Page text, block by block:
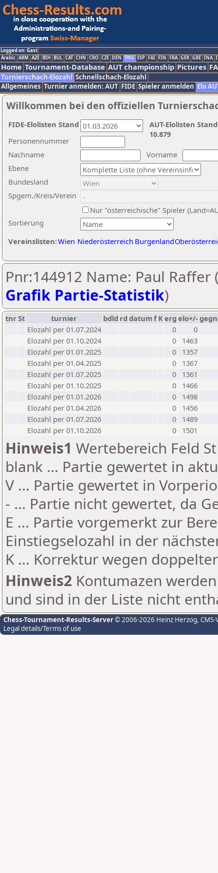
Logged on: Gast
Arabic ARM AZE BIH BUL CAT CHN CRO CZE DEN ENG ESP FAI FIN FRA GER GRE INA
Home Tournament-Database AUT championship Pictures
Turnierschach-Elozahl Schnellschach-Elozahl
Allgemeines Turnier anmelden: AUT FIDE Spieler anmelden Elo
Willkommen bei den offiziellen
Nachname
Vorname
Ebene
Sortierung
Personennummer
Bundesland
Spgem./Kreis/Verein
Nur "österreichische" Spieler
Vereinslisten:Wien Niederösterreich Burgenland
AUT-Elolisten
10.879
FIDE-Elolisten Stand
Pnr:144912 Name: Paul Raffer
Grafik Partie-Statistik)
tnrSt turnier bdld rd datumf Kerg elo+/-
Elozahl per 01.07.2024
0
0
Elozahl per 01.10.2024
0
1463
Elozahl per 01.01.2025
0
1357
Elozahl per 01.04.2025
0
1367
Elozahl per 01.07.2025
0
1361
Elozahl per 01.10.2025
0
1466
Elozahl per 01.01.2026
0
1498
Elozahl per 01.04.2026
0
1456
Elozahl per 01.07.2026
0
1489
Elozahl per 01.10.2026
0 1501
Hinweis1 Wertebereich Feld
blank ... Partie gewertet in
V ... Partie gewertet in
- ... Partie nicht gewertet, da
E ... Partie vorgemerkt zur
Einstiegselozahl in der
K ... Korrektur wegen
Hinweis2 Kontumazen
und sind in der Liste nicht
Chess-Tournament-Results-Server© 2006-2026 Heinz Herzog,
Legal details/Terms of use